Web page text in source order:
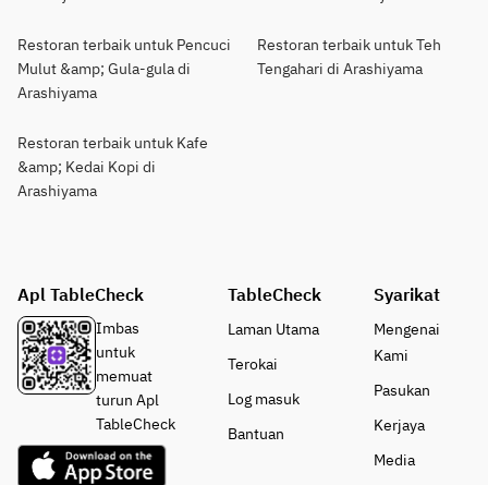
Restoran terbaik untuk Pencuci
Mulut &amp; Gula-gula di
Arashiyama
Restoran terbaik untuk Teh
Tengahari di Arashiyama
Restoran terbaik untuk Kafe
&amp; Kedai Kopi di
Arashiyama
Apl TableCheck
Imbas
untuk
memuat
turun Apl
TableCheck
TableCheck
Laman Utama
Terokai
Log masuk
Bantuan
Syarikat
Mengenai
Kami
Pasukan
Kerjaya
Media